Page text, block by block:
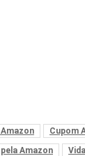
Cupom
Amazon